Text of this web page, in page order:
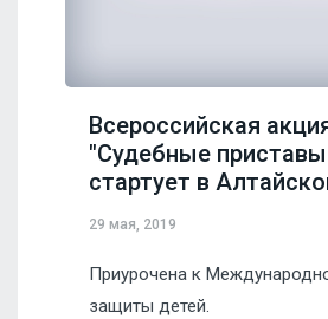
Всероссийская
"Судебные
стартует в
29 мая, 2019
Приурочена к
защиты детей.